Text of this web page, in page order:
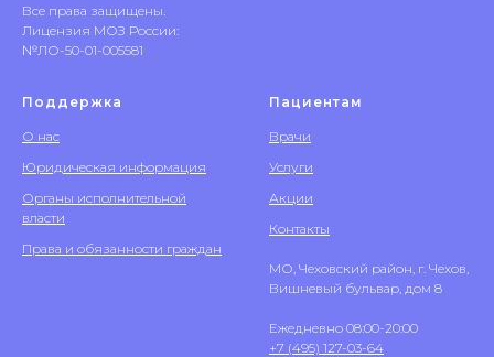
Все права защищены.
Лицензия МОЗ России:
№ЛО-50-01-005581
Поддержка
О нас
Юридическая информация
Органы исполнительной
власти
Права и обязанности граждан
Пациентам
Врачи
Услуги
Акции
Контакты
МО, Чеховский район, г. Чехов,
Вишневый бульвар, дом 8
Ежедневно 08:00-20:00
+7 (495) 127-03-64